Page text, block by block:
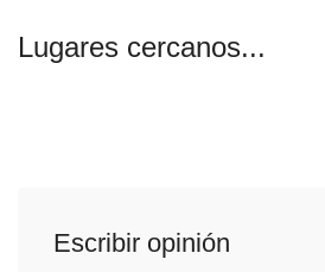
Lugares cercanos...
Escribir opinión